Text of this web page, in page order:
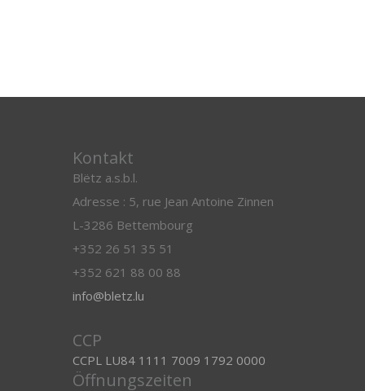
Kontakt
Blëtz a.s.b.l.
Adresse : 5, rue Jean Antoine Zinnen
L-3286 Bettembourg
+352 26 51 35 51
+352 621 88 00 88
info@bletz.lu
CCP
CCPL LU84 1111 7009 1792 0000
Öffnungszeiten